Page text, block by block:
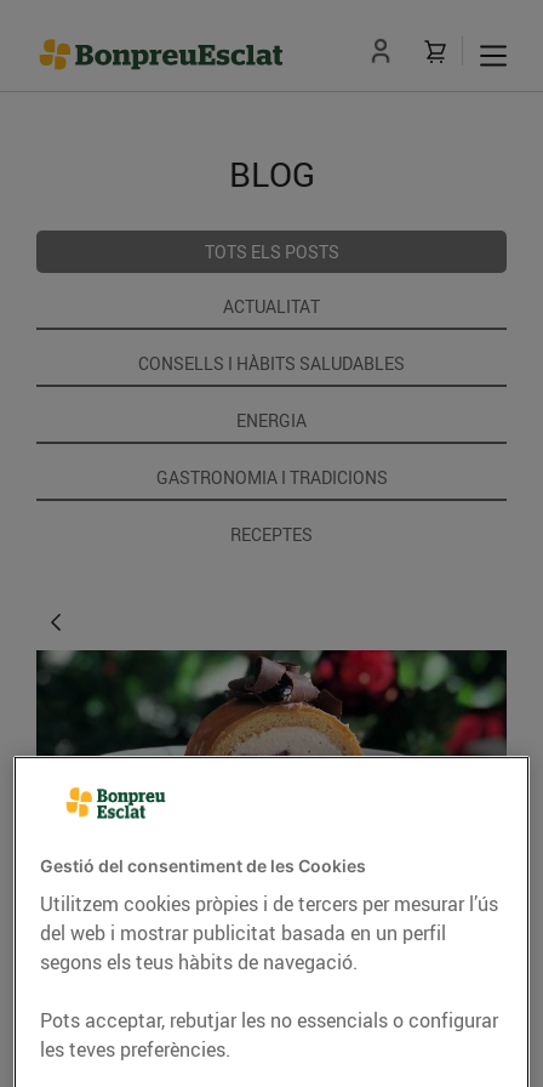
BLOG
TOTS ELS POSTS
ACTUALITAT
CONSELLS I HÀBITS SALUDABLES
ENERGIA
GASTRONOMIA I TRADICIONS
RECEPTES
RECEPTES
Tronc de Nadal de
vainilla, gerds i
caramel
Recepta gravada i elaborada
Gestió del consentiment de les Cookies
Utilitzem cookies pròpies i de tercers per mesurar l’ús
del web i mostrar publicitat basada en un perfil
segons els teus hàbits de navegació.
Pots acceptar, rebutjar les no essencials o configurar
les teves preferències.